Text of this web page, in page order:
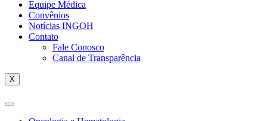
Equipe Médica
Convênios
Notícias INGOH
Contato
Fale Conosco
Canal de Transparência
X